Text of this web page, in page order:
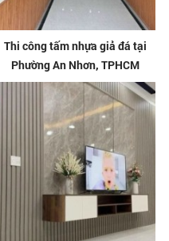
Thi công tấm nhựa giả đá tại
Phường An Nhơn, TPHCM